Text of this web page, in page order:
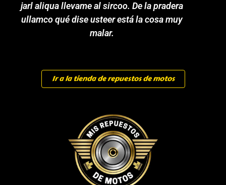
jarl aliqua llevame al sircoo. De la pradera
ullamco qué dise usteer está la cosa muy
malar.
Ir a la tienda de repuestos de motos